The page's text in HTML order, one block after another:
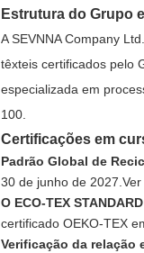
Estrutura do Grupo
A SEVNNA Company
têxteis certificados pelo
especializada em
100.
Certificações em
Padrão Global de
30 de junho de 2027.
O ECO-TEX
certificado OEKO-TEX
Verificação da relação